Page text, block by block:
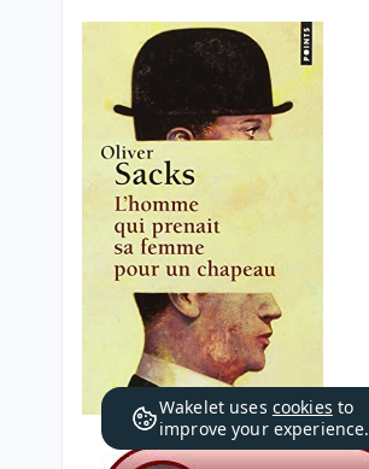
Wakelet uses cookies to
improve your experience.